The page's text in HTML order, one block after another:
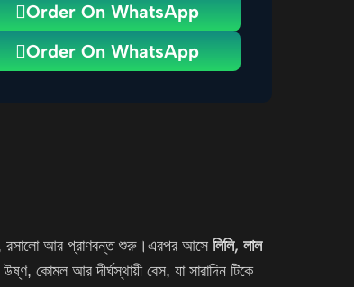
Order On WhatsApp
Order On WhatsApp
রসালো আর প্রাণবন্ত শুরু।এরপর আসেলিলি, লাল
কোমল আর দীর্ঘস্থায়ী বেস, যা সারাদিন টিকে